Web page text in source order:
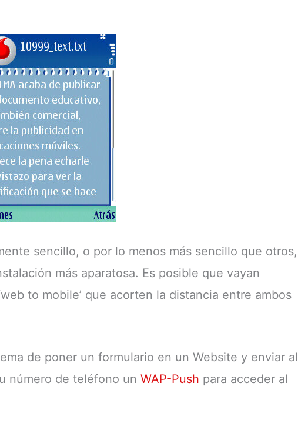
sencillo, o por lo menos más sencillo que otros,
más aparatosa. Es posible que vayan
to mobile’ que acorten la distancia entre ambos
de poner un formulario en un Website y enviar al
número de teléfono un WAP-Push para acceder al